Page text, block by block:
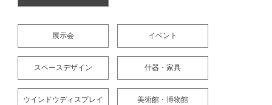
展示会 イベント
スペースデザイン 什器・家具
ウインドウディスプレイ 美術館・博物館